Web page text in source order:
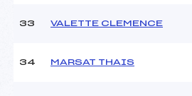
33 VALETTE CLEMENCE
34 MARSAT THAIS